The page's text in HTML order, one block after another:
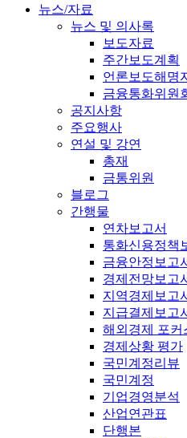
뉴스/자료
뉴스 및 의사록
보도자료
주간보도계획
언론보도해명
금융통화위원
공지사항
주요행사
연설 및 강연
총재
금통위원
블로그
간행물
연차보고서
통화신용정책
금융안정보고
경제전망보고
지역경제보고
지급결제보고
해외경제 포커
경제상황 평가
국민계정리뷰
국민계정
기업경영분석
산업연관표
단행본